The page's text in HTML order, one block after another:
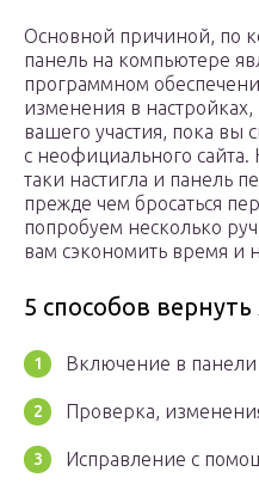
Основной причиной, по
панель на компьютере
программном
изменения в
вашего участия, пока вы
с неофициального сайта.
таки настигла и панель
прежде чем бросаться
попробуем несколько
вам сэкономить время и
5 способов
Включение в панели
Проверка,
Исправление с